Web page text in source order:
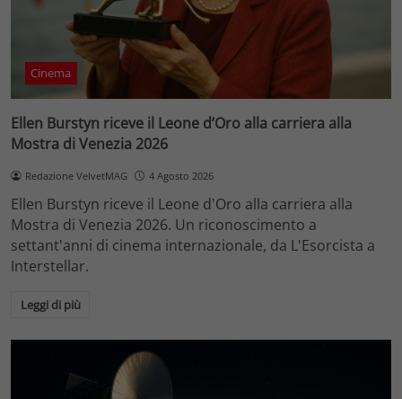
Cinema
Ellen Burstyn riceve il Leone d’Oro alla carriera alla
Mostra di Venezia 2026
Redazione VelvetMAG 4 Agosto 2026
Ellen Burstyn riceve il Leone d'Oro alla carriera alla
Mostra di Venezia 2026. Un riconoscimento a
settant'anni di cinema internazionale, da L'Esorcista a
Interstellar.
Leggi di più